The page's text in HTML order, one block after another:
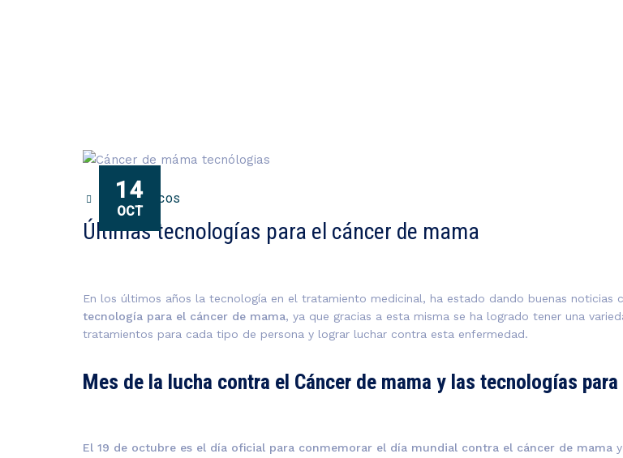
14
OCT
DIAGNOSTICOS
Últimas tecnologías para el cáncer de mama
En los últimos años la tecnología en el tratamiento medicinal, ha estado dando buenas noticias
tecnología para el cáncer de mama, ya que gracias a esta misma se ha logrado tener una
tratamientos para cada tipo de persona y lograr luchar contra esta enfermedad.
Mes de la lucha contra el Cáncer de mama y las tecnologías
El 19 de octubre es el día oficial para conmemorar el día mundial contra el cáncer de mama